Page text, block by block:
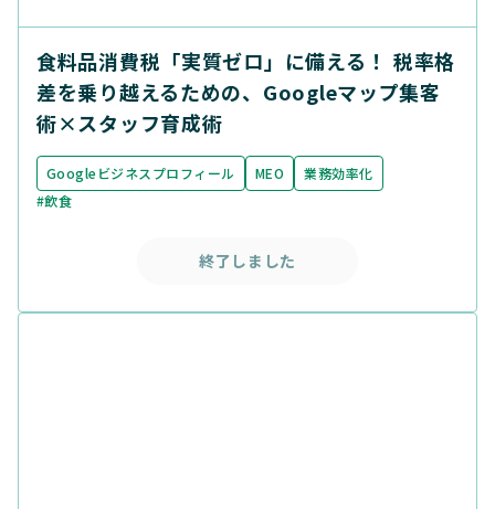
食料品消費税「実質ゼロ」に備える！ 税率格
差を乗り越えるための、Googleマップ集客
術×スタッフ育成術
Googleビジネスプロフィール MEO
業務効率化
#飲食
終了しました